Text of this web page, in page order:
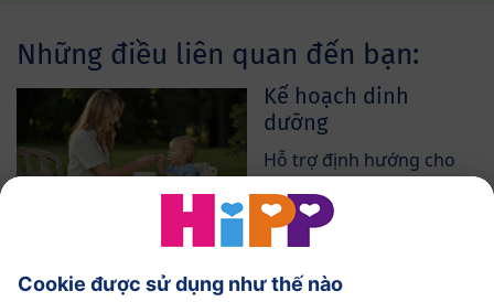
Những điều liên quan đến bạn:
Kế hoạch dinh
dưỡng
Hỗ trợ định hướng cho
Tiêu hóa của bé
thể thay đổi…